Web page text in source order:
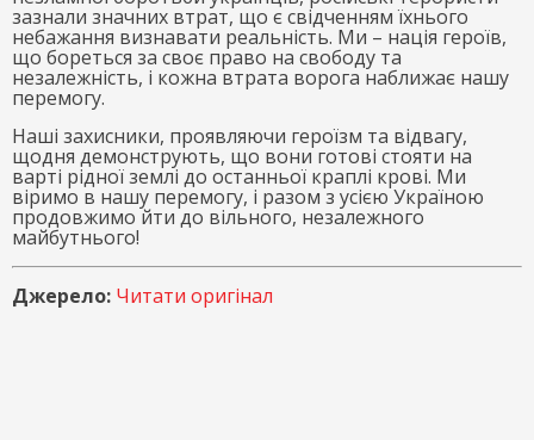
зазнали значних втрат, що є свідченням їхнього
небажання визнавати реальність. Ми – нація героїв,
що бореться за своє право на свободу та
незалежність, і кожна втрата ворога наближає нашу
перемогу.
Наші захисники, проявляючи героїзм та відвагу,
щодня демонструють, що вони готові стояти на
варті рідної землі до останньої краплі крові. Ми
віримо в нашу перемогу, і разом з усією Україною
продовжимо йти до вільного, незалежного
майбутнього!
Джерело: Читати оригінал